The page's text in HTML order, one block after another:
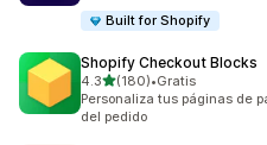
Built for Shopify
Shopify Checkout Blocks
4.3de 5 estrellas
(180)
180 reseñas en total
•Gratis
Personaliza tus páginas de
del pedido